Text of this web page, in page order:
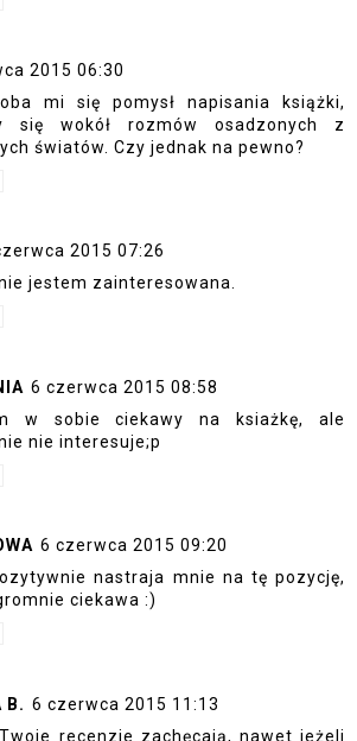
2015 06:30
mi się pomysł napisania książki,
się wokół rozmów osadzonych z
światów. Czy jednak na pewno?
2015 07:26
jestem zainteresowana.
6 czerwca 2015 08:58
w sobie ciekawy na ksiażkę, ale
nie interesuje;p
6 czerwca 2015 09:20
nastraja mnie na tę pozycję,
ciekawa :)
B. 6 czerwca 2015 11:13
recenzje zachęcają, nawet jeżeli